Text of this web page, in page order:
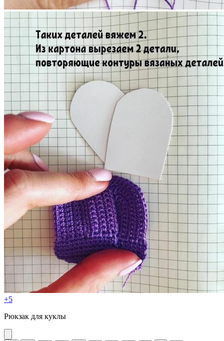
+5
Рюкзaк для куклы